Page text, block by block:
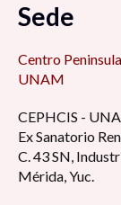
Sede
Centro
UNAM
CEPHCIS -
Ex Sanatorio
C. 43 SN,
Mérida, Yuc.